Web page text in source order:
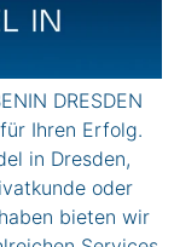
DRESDEN
Ihren Erfolg.
in Dresden,
oder
bieten wir